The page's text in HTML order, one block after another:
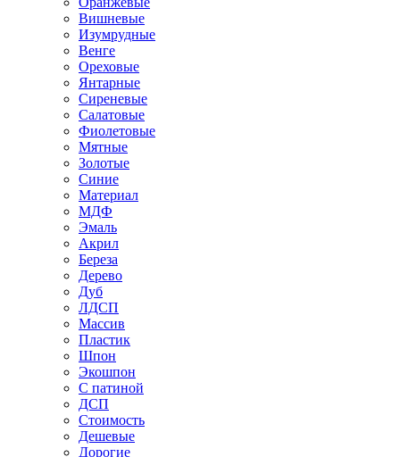
Вишневые
Изумрудные
Венге
Ореховые
Янтарные
Сиреневые
Салатовые
Фиолетовые
Мятные
Золотые
Синие
Материал
МДФ
Эмаль
Акрил
Береза
Дерево
Дуб
ЛДСП
Массив
Пластик
Шпон
Экошпон
С патиной
ДСП
Стоимость
Дешевые
Дорогие